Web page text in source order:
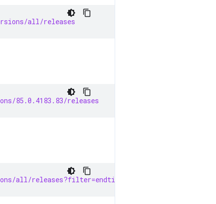
all/releases
85.0.4183.83/releases
all/releases?filter=endtime=1970-01-01T00:00:00Z